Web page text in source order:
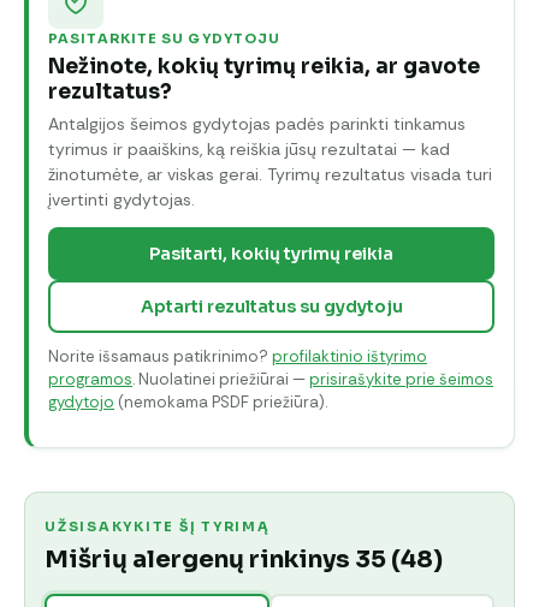
PASITARKITE SU GYDYTOJU
Nežinote, kokių tyrimų reikia, ar gavote
rezultatus?
Antalgijos šeimos gydytojas padės parinkti tinkamus
tyrimus ir paaiškins, ką reiškia jūsų rezultatai — kad
žinotumėte, ar viskas gerai. Tyrimų rezultatus visada turi
įvertinti gydytojas.
Pasitarti, kokių tyrimų reikia
Aptarti rezultatus su gydytoju
Norite išsamaus patikrinimo? profilaktinio ištyrimo
programos. Nuolatinei priežiūrai —prisirašykite prie šeimos
gydytojo (nemokama PSDF priežiūra).
UŽSISAKYKITE ŠĮ TYRIMĄ
Mišrių alergenų rinkinys 35 (48)